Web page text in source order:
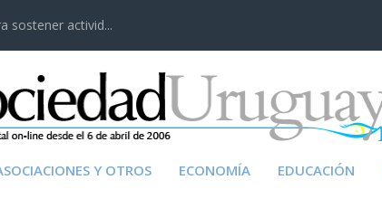
sostener activid...
Y OTROS ECONOMÍA EDUCACIÓN